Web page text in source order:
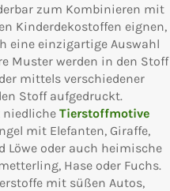
zum Kombinieren mit
Kinderdekostoffen eignen,
eine einzigartige Auswahl
Muster werden in den Stoff
mittels verschiedener
Stoff aufgedruckt.
niedliche Tierstoffmotive
mit Elefanten, Giraffe,
Löwe oder auch heimische
Hase oder Fuchs.
mit süßen Autos,